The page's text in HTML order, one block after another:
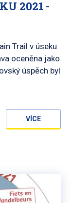
2021 -
Trail v úseku
oceněna jako
úspěch byl
VÍCE